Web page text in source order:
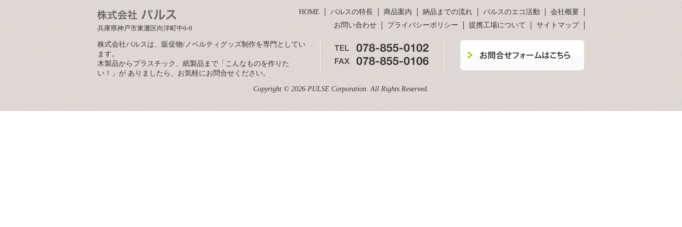
兵庫県神戸市東灘区向洋町中6-9
会社概要
パルスのエコ活動
納品までの流れ
商品案内
パルスの特長
HOME
サイトマップ
提携工場について
プライバシーポリシー
お問い合わせ
株式会社パルスは、販促物/ノベルティグッズ制作を専門としてい
ます。
木製品からプラスチック、紙製品まで「こんなものを作りた
い！」が ありましたら、お気軽にお問合せください。
Copyright © 2026 PULSE Corporation. All Rights Reserved.